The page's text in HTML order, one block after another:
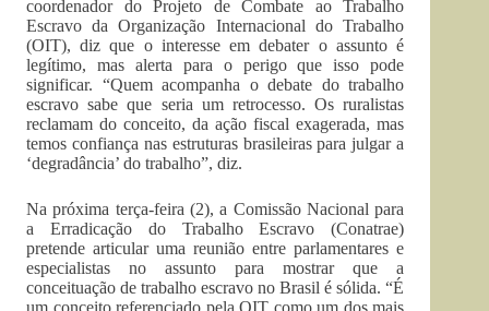
coordenador do Projeto de Combate ao Trabalho
Escravo da Organização Internacional do Trabalho
(OIT), diz que o interesse em debater o assunto é
legítimo, mas alerta para o perigo que isso pode
significar. “Quem acompanha o debate do trabalho
escravo sabe que seria um retrocesso. Os ruralistas
reclamam do conceito, da ação fiscal exagerada, mas
temos confiança nas estruturas brasileiras para julgar a
‘degradância’ do trabalho”, diz.
Na próxima terça-feira (2), a Comissão Nacional para
a Erradicação do Trabalho Escravo (Conatrae)
pretende articular uma reunião entre parlamentares e
especialistas no assunto para mostrar que a
conceituação de trabalho escravo no Brasil é sólida. “É
um conceito referenciado pela OIT como um dos mais